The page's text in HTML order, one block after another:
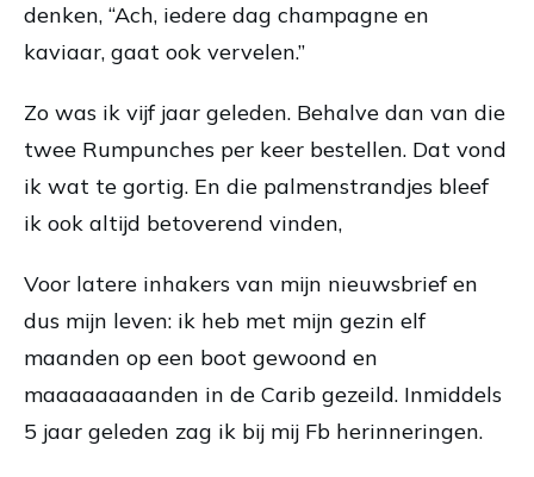
denken, “Ach, iedere dag champagne en
kaviaar, gaat ook vervelen.”
Zo was ik vijf jaar geleden. Behalve dan van die
twee Rumpunches per keer bestellen. Dat vond
ik wat te gortig. En die palmenstrandjes bleef
ik ook altijd betoverend vinden,
Voor latere inhakers van mijn nieuwsbrief en
dus mijn leven: ik heb met mijn gezin elf
maanden op een boot gewoond en
maaaaaaaanden in de Carib gezeild. Inmiddels
5 jaar geleden zag ik bij mij Fb herinneringen.